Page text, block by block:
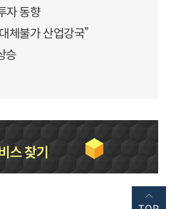
자 동향
체불가 산업강국”
승